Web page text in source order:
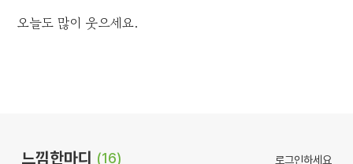
오늘도 많이 웃으세요.
느낌한마디 (16) 로그인하세요